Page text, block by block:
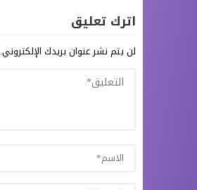
اترك تعليق
لن يتم نشر عنوان بريدك الإلكتروني.